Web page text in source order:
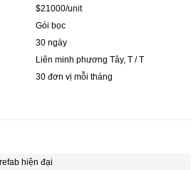
$21000/unit
Gói bọc
30 ngày
Liên minh phương Tây, T / T
30 đơn vị mỗi tháng
hiện đại